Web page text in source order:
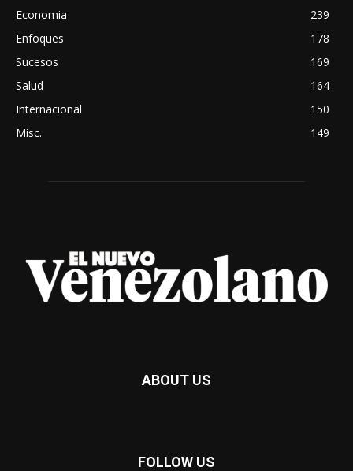
Economia
239
Enfoques
178
Sucesos
169
Salud
164
Internacional
150
Misc.
149
ABOUT US
FOLLOW US